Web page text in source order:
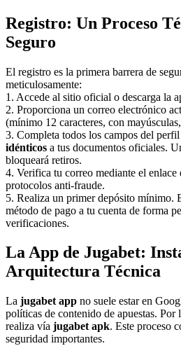
Registro: Un Proceso
Seguro
El registro es la primera barrera de
meticulosamente:
1. Accede al sitio oficial o descarga la
2. Proporciona un correo electrónico
(mínimo 12 caracteres, con
3. Completa todos los campos del
idénticos a tus documentos oficiales.
bloqueará retiros.
4. Verifica tu correo mediante el enlace
protocolos anti-fraude.
5. Realiza un primer depósito mínimo.
método de pago a tu cuenta de forma
verificaciones.
La App de Jugabet:
Arquitectura Técnica
La jugabet app no suele estar en
políticas de contenido de apuestas. Por
realiza vía jugabet apk. Este proceso
seguridad importantes.